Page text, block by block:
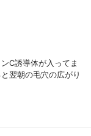
C誘導体が入ってま
翌朝の毛穴の広がり